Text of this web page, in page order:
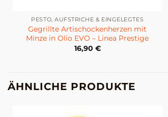
PESTO, AUFSTRICHE & EINGELEGTES
Gegrillte Artischockenherzen mit
Minze in Olio EVO – Linea Prestige
16,90 €
ÄHNLICHE PRODUKTE